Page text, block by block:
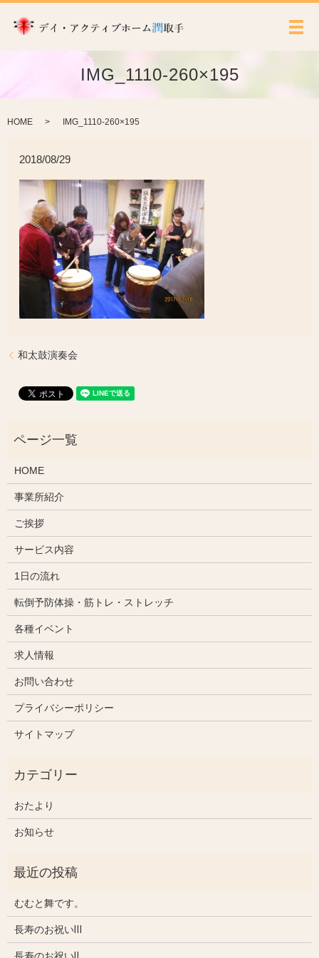
メ
IMG_1110-260×195
HOME IMG_1110-260×195
2018/08/29
和太鼓演奏会
HOME
事業所紹介
ご挨拶
サービス内容
1日の流れ
転倒予防体操・筋トレ・ストレッチ
各種イベント
求人情報
お問い合わせ
プライバシーポリシー
サイトマップ
おたより
お知らせ
むむと舞です。
長寿のお祝いⅢ